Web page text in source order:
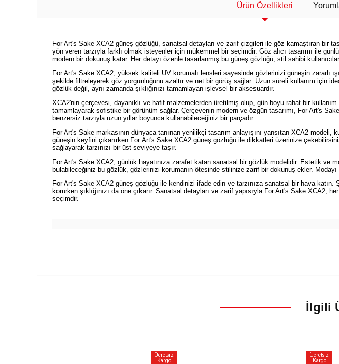
Ürün Özellikleri
For Art's Sake XCA2 güneş gözlüğü, sanatsal detayları ve zarif çizgileri ile göz kamaştıran bir
yön veren tarzıyla farklı olmak isteyenler için mükemmel bir seçimdir. Göz alıcı tasarımı ile
modern bir dokunuş katar. Her detayı özenle tasarlanmış bu güneş gözlüğü, stil sahibi
For Art's Sake XCA2, yüksek kaliteli UV korumalı lensleri sayesinde gözlerinizi güneşin zararlı
şekilde filtreleyerek göz yorgunluğunu azaltır ve net bir görüş sağlar. Uzun süreli kullanım için
gözlük değil, aynı zamanda şıklığınızı tamamlayan işlevsel bir aksesuardır.
XCA2'nin çerçevesi, dayanıklı ve hafif malzemelerden üretilmiş olup, gün boyu rahat bir
tamamlayarak sofistike bir görünüm sağlar. Çerçevenin modern ve özgün tasarımı, For Art's
benzersiz tarzıyla uzun yıllar boyunca kullanabileceğiniz bir parçadır.
For Art's Sake markasının dünyaca tanınan yenilikçi tasarım anlayışını yansıtan XCA2
güneşin keyfini çıkarırken For Art's Sake XCA2 güneş gözlüğü ile dikkatleri üzerinize
sağlayarak tarzınızı bir üst seviyeye taşır.
For Art's Sake XCA2, günlük hayatınıza zarafet katan sanatsal bir gözlük modelidir. Estetik ve
bulabileceğiniz bu gözlük, gözlerinizi korumanın ötesinde stilinize zarif bir dokunuş ekler.
For Art's Sake XCA2 güneş gözlüğü ile kendinizi ifade edin ve tarzınıza sanatsal bir hava katın.
korurken şıklığınızı da öne çıkarır. Sanatsal detayları ve zarif yapısıyla For Art's Sake
seçimdir.
İlgili
Ücretsiz
Kargo
Ücretsiz
Kargo